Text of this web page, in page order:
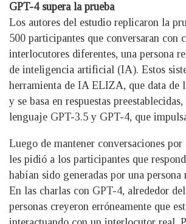
GPT-4 supera la prueba
Los autores del estudio replicaron la
500 participantes que conversaran con
interlocutores diferentes, una persona
de inteligencia artificial (IA). Estos
herramienta de IA ELIZA, que data de
y se basa en respuestas
lenguaje GPT-3.5 y GPT-4, que
Luego de mantener conversaciones
les pidió a los participantes que
habían sido generadas por una
En las charlas con GPT-4, alrededor
personas creyeron erróneamente que